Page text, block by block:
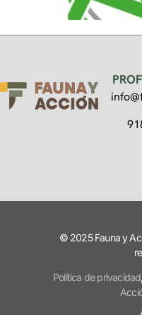
© 2025 Fauna y
Política de privacidad